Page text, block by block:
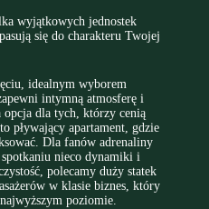
wyjątkowych jednostek
się do charakteru Twojej
idealnym wyborem
intymną atmosferę i
opcja dla tych, którzy cenią
pływający apartament, gdzie
Dla fanów adrenaliny
nieco dynamiki i
polecamy duży statek
w klasie biznes, który
poziomie.